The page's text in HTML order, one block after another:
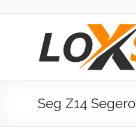
Loxsk
predaj
Seg Z14